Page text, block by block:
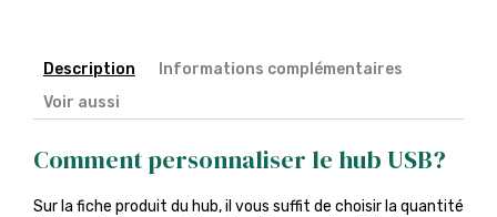
Description
Informations complémentaires
Voir aussi
Comment personnaliser le hub USB?
Sur la fiche produit du hub, il vous suffit de choisir la quantité